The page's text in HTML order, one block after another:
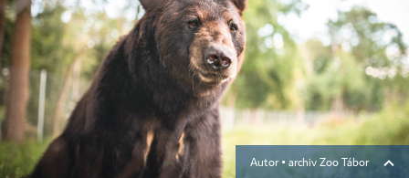
Autor ▪ archiv Zoo Tábor